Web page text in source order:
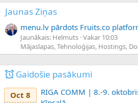
Jaunas Ziņas
menu.lv pārdots Fruits.co
Jaunākais: Helmuts Vakar 10:03
Mājaslapas, Tehnoloģijas, Hostings,
Gaidošie pasākumi
Oct 8
RIGA COMM | 8.-9.